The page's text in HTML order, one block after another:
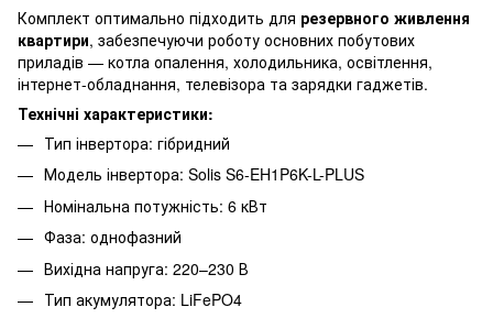
Комплект оптимально підходить для резервного живлення
квартири, забезпечуючи роботу основних побутових
приладів — котла опалення, холодильника, освітлення,
інтернет-обладнання, телевізора та зарядки гаджетів.
Технічні характеристики:
Тип інвертора: гібридний
Модель інвертора: Solis S6-EH1P6K-L-PLUS
Номінальна потужність: 6 кВт
Фаза: однофазний
Вихідна напруга: 220–230 В
Тип акумулятора: LiFePO4